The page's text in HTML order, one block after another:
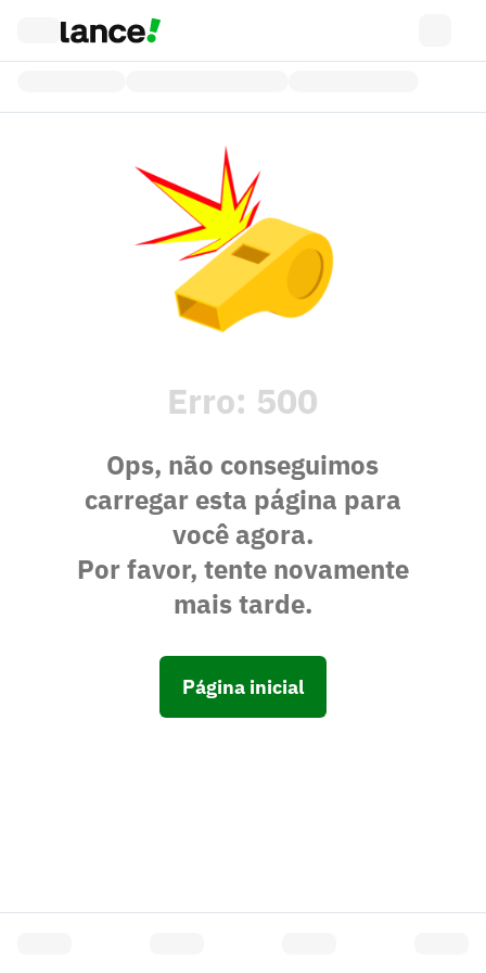
Erro: 500
Ops, não conseguimos
carregar esta página para
você agora.
Por favor, tente novamente
mais tarde.
Página inicial